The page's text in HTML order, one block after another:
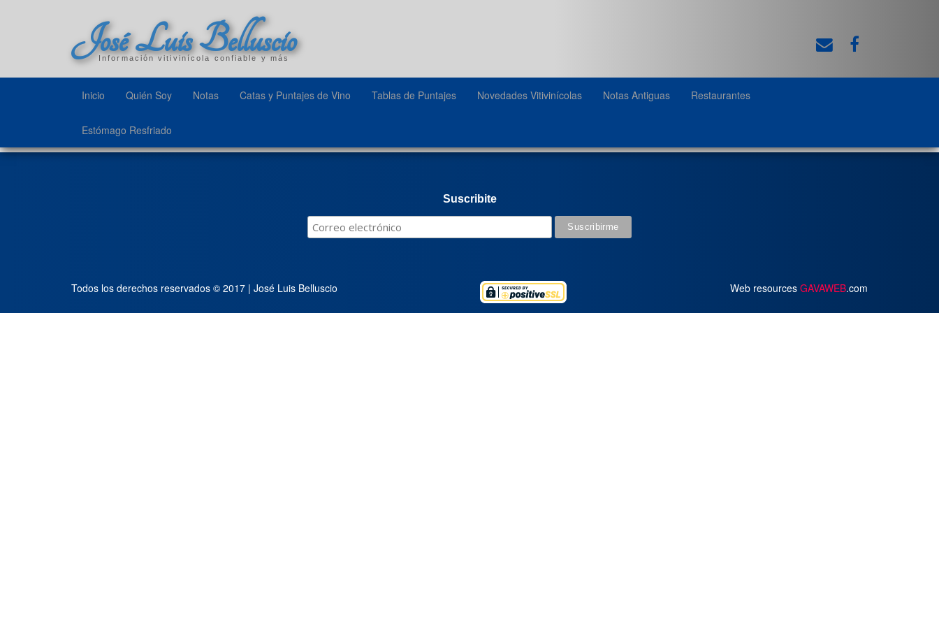
José Luis Belluscio
Información vitivinícola confiable y más
Inicio Quién Soy Notas Catas y Puntajes de Vino Tablas de Puntajes Novedades Vitivinícolas Notas Antiguas Restaurantes
Estómago Resfriado
Suscribite
Todos los derechos reservados © 2017 | José Luis Belluscio Web resources GAVAWEB.com